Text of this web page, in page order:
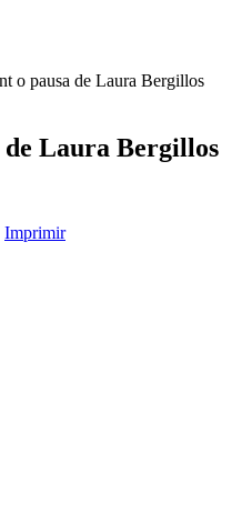
o pausa de Laura Bergillos
de Laura Bergillos
Imprimir